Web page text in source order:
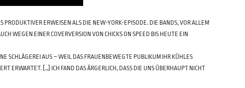
PRODUKTIVER ERWEISEN ALS DIE NEW-YORK-EPISODE. DIE BANDS, VOR ALLEM
WEGEN EINER COVERVERSION VON CHICKS ON SPEED BIS HEUTE EIN
SCHLÄGEREI AUS – WEIL DAS FRAUENBEWEGTE PUBLIKUM IHR KÜHLES
ERWARTET. […] ICH FAND DAS ÄRGERLICH, DASS DIE UNS ÜBERHAUPT NICHT